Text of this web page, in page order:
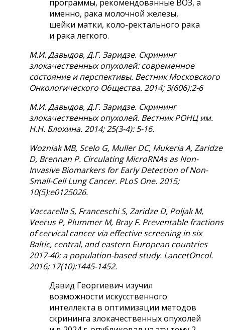
программы, рекомендованные ВОЗ, а
именно, рака молочной железы,
шейки матки, коло-ректального рака
и рака легкого.
М.И. Давыдов, Д.Г. Заридзе. Скрининг
злокачественных опухолей: современное
состояние и перспективы. Вестник Московского
Онкологического Общества. 2014; 3(606):2-6
М.И. Давыдов, Д.Г. Заридзе. Скрининг
злокачественных опухолей. Вестник РОНЦ им.
Н.Н. Блохина. 2014; 25(3-4): 5-16.
Wozniak MB, Scelo G, Muller DC, Mukeria A, Zaridze
D, Brennan P. Circulating MicroRNAs as Non-
Invasive Biomarkers for Early Detection of Non-
Small-Cell Lung Cancer. PLoS One. 2015;
10(5):e0125026.
Vaccarella S, Franceschi S, Zaridze D, Poljak M,
Veerus P, Plummer M, Bray F. Preventable fractions
of cervical cancer via effective screening in six
Baltic, central, and eastern European countries
2017-40: a population-based study. LancetOncol.
2016; 17(10):1445-1452.
Давид Георгиевич изучил
возможности искусственного
интеллекта в оптимизации методов
скрининга злокачественных опухолей